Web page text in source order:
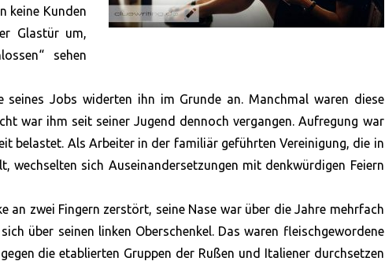
keine Kunden
Glastür um,
sehen
seines Jobs widerten ihn im Grunde an. Manchmal waren diese
war ihm seit seiner Jugend dennoch vergangen. Aufregung war
belastet. Als Arbeiter in der familiär geführten Vereinigung, die in
wechselten sich Auseinandersetzungen mit denkwürdigen Feiern
an zwei Fingern zerstört, seine Nase war über die Jahre mehrfach
über seinen linken Oberschenkel. Das waren fleischgewordene
die etablierten Gruppen der Rußen und Italiener durchsetzen